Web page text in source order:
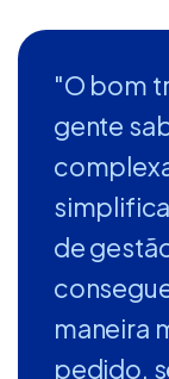
"O bom
gente
de
maneira
pedido,